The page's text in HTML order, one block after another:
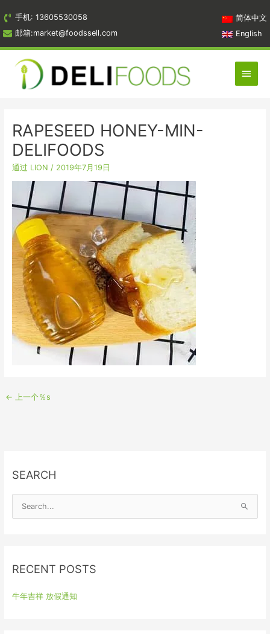
到
内
容
手机: 13605530058
邮箱:market@foodssell.com
简体中文
English
主
菜
RAPESEED HONEY-MIN-
DELIFOODS
通过 LION / 2019年7月19日
← 上一个％s
SEARCH
c
f
RECENT POSTS
牛年吉祥 放假通知